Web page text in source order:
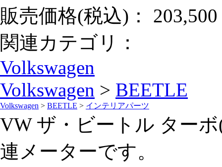
販売価格(税込)： 203,500
関連カテゴリ：
Volkswagen
Volkswagen > BEETLE
Volkswagen > BEETLE > インテリアパーツ
VW ザ・ビートル ター
連メーターです。